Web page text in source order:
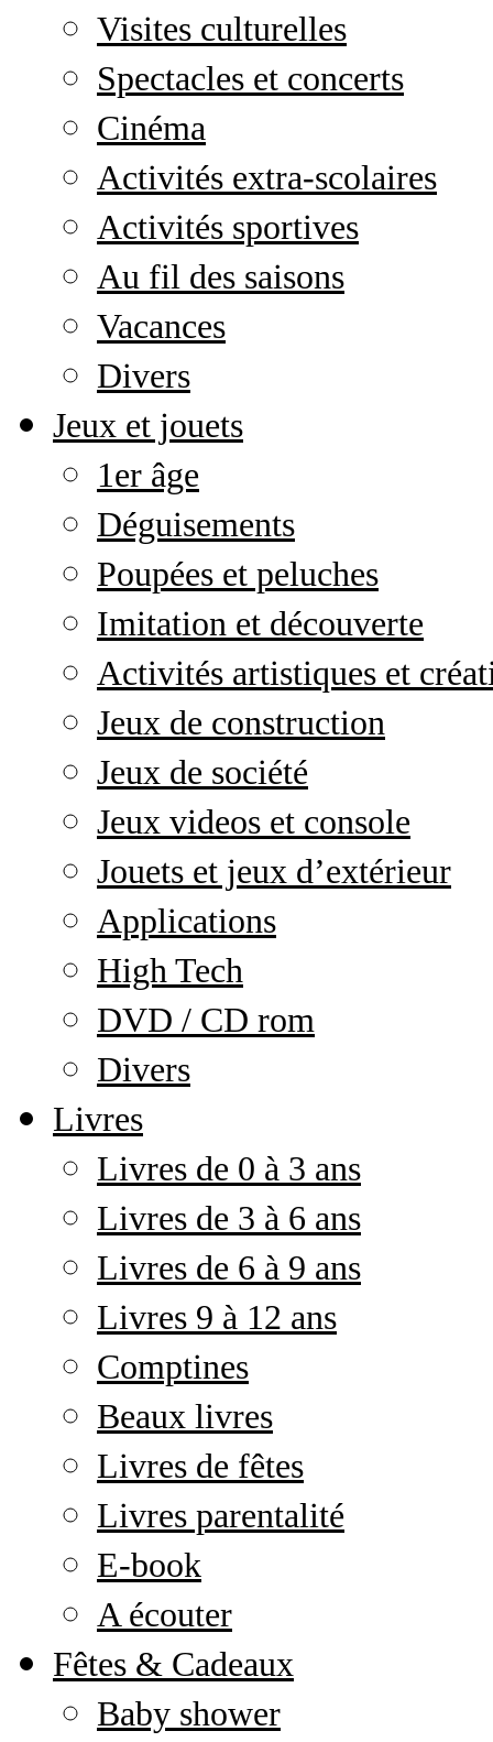
Visites culturelles
Spectacles et concerts
Cinéma
Activités extra-scolaires
Activités sportives
Au fil des saisons
Vacances
Divers
Jeux et jouets
1er âge
Déguisements
Poupées et peluches
Imitation et découverte
Activités artistiques et
Jeux de construction
Jeux de société
Jeux videos et console
Jouets et jeux d’extérieur
Applications
High Tech
DVD / CD rom
Divers
Livres
Livres de 0 à 3 ans
Livres de 3 à 6 ans
Livres de 6 à 9 ans
Livres 9 à 12 ans
Comptines
Beaux livres
Livres de fêtes
Livres parentalité
E-book
A écouter
Fêtes & Cadeaux
Baby shower